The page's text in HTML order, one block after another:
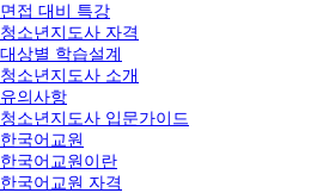
면접 대비 특강
청소년지도사 자격
대상별 학습설계
청소년지도사 소개
유의사항
청소년지도사 입문가이드
한국어교원
한국어교원이란
한국어교원 자격